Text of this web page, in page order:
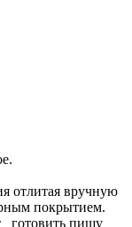
отлитая вручную
покрытием.
готовить пищу